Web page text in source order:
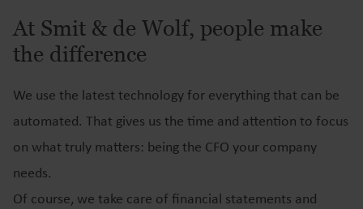
At Smit & de Wolf, people make
the difference
We use the latest technology for everything that can be
automated. That gives us the time and attention to focus
on what truly matters: being the CFO your company
needs.
Of course, we take care of financial statements and